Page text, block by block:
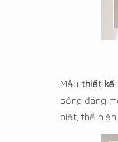
Mẫuthiết kế
sống đáng
biệt, thể